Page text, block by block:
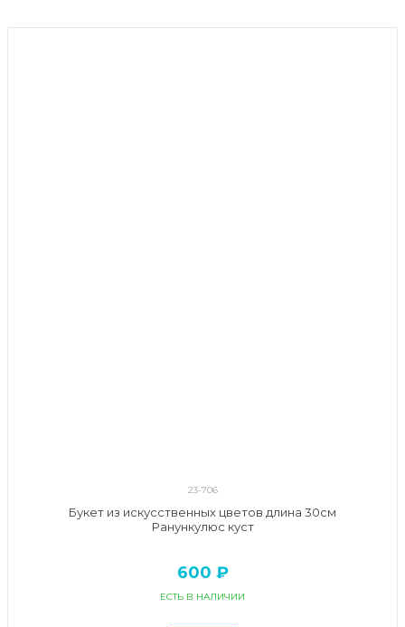
23-706
Букет из искусственных цветов длина 30см
Ранункулюс куст
600 ₽
ЕСТЬ В НАЛИЧИИ